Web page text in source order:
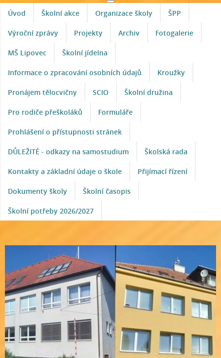
Úvod Školní akce Organizace školy ŠPP
Výroční zprávy Projekty Archiv Fotogalerie
MŠ Lipovec Školní jídelna
Informace o zpracování osobních údajů Kroužky
Pronájem tělocvičny SCIO Školní družina
Pro rodiče přeškoláků Formuláře
Prohlášení o přístupnosti stránek
DŮLEŽITÉ - odkazy na samostudium Školská rada
Kontakty a základní údaje o škole Přijímací řízení
Dokumenty školy Školní časopis
Školní potřeby 2026/2027